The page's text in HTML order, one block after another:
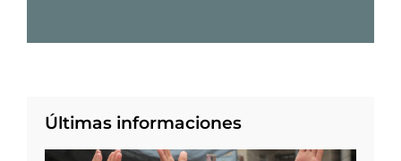
Últimas informaciones